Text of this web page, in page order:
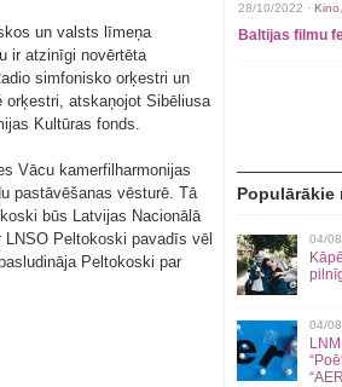
un valsts līmeņa
ir atzinīgi novērtēta
simfonisko orķestri un
atskaņojot Sibēliusa
Kultūras fonds.
Vācu kamerfilharmonijas
pastāvēšanas vēsturē. Tā
būs Latvijas Nacionālā
Peltokoski pavadīs vēl
Peltokoski par
28/10/2022 · Kino
Baltijas filmu
Populārākie
04/
04/